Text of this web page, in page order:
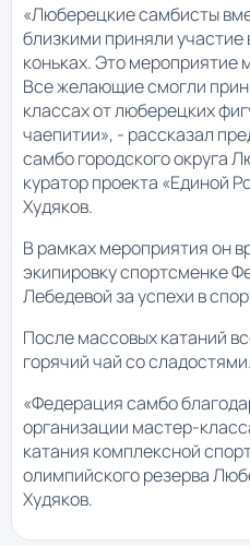
«Люберецкие самбисты
близкими приняли участие
коньках. Это мероприятие
Все желающие смогли
классах от люберецких
чаепитии», - рассказал
самбо городского округа
куратор проекта «Единой
Худяков.
В рамках мероприятия он
экипировку спортсменке
Лебедевой за успехи в
После массовых катаний
горячий чай со сладостями.
«Федерация самбо
организации мастер-
катания комплексной
олимпийского резерва
Худяков.